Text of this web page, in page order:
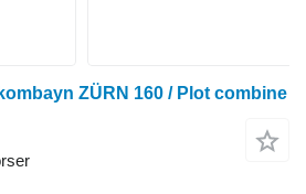
ZÜRN 160 / Plot combine